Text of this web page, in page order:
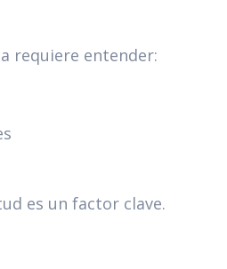
requiere entender:
es un factor clave.